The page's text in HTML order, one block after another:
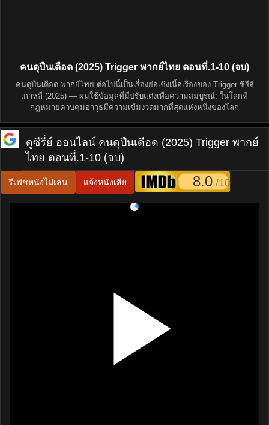
คนดุปืนเดือด (2025) Trigger พากย์ไทย ตอนที่.1-10 (จบ)
คนดุปืนเดือด พากย์ไทย ต่อไปนี้เป็นเรื่องย่อเชิงเนื้อเรื่องของ Trigger ซีรีส์
เกาหลี (2025) — ผมใช้ข้อมูลที่มีปรับแต่งเพื่อความสมบูรณ์: ในโลกที่
กฎหมายควบคุมอาวุธมีความเข้มงวดมากที่สุดแห่งหนึ่งของโลก
ดูซีรี่ย์ ออนไลน์ คนดุปืนเดือด (2025) Trigger พากย์
ไทย ตอนที่.1-10 (จบ)
รีเฟชหนังไม่เล่น แจ้งหนังเสีย 8.0 /10